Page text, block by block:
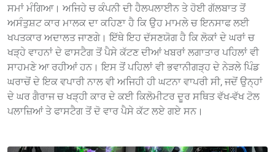
ਸਮਾਂ ਮੰਗਿਆ। ਅਜਿਹੇ ਚ ਕੰਪਨੀ ਦੀ ਹੈਲਪਲਾਈਨ ਤੇ ਹੋਈ ਗੱਲਬਾਤ ਤੋਂ
ਅਸੰਤੁਸ਼ਟ ਕਾਰ ਮਾਲਕ ਦਾ ਕਹਿਣਾ ਹੈ ਕਿ ਉਹ ਮਾਮਲੇ ਚ ਇਨਸਾਫ ਲਈ
ਖਪਤਕਾਰ ਅਦਾਲਤ ਜਾਣਗੇ। ਇੱਥੇ ਇਹ ਦੱਸਣਯੋਗ ਹੈ ਕਿ ਲੋਕਾਂ ਦੇ ਘਰਾਂ ਚ
ਖੜ੍ਹੇ ਵਾਹਨਾਂ ਦੇ ਫਾਸਟੈਗ ਤੋਂ ਪੈਸੇ ਕੱਟਣ ਦੀਆਂ ਖਬਰਾਂ ਲਗਾਤਾਰ ਪਹਿਲਾਂ ਵੀ
ਸਾਹਮਣੇ ਆ ਰਹੀਆਂ ਹਨ। ਇਸ ਤੋਂ ਪਹਿਲਾਂ ਵੀ ਭਵਾਨੀਗੜ੍ਹ ਦੇ ਨੇੜਲੇ ਪਿੰਡ
ਘਰਾਚੋਂ ਦੇ ਇਕ ਵਪਾਰੀ ਨਾਲ ਵੀ ਅਜਿਹੀ ਹੀ ਘਟਨਾ ਵਾਪਰੀ ਸੀ, ਜਦੋਂ ਉਨ੍ਹਾਂ
ਦੇ ਘਰ ਗੈਰਾਜ ਚ ਖੜ੍ਹੀ ਕਾਰ ਦੇ ਕਈ ਕਿਲੋਮੀਟਰ ਦੂਰ ਸਥਿਤ ਵੱਖ-ਵੱਖ ਟੋਲ
ਪਲਾਜ਼ਿਆਂ ਤੇ ਫਾਸਟੈਗ ਤੋਂ ਦੋ ਵਾਰ ਪੈਸੇ ਕੱਟ ਲਏ ਗਏ ਸਨ।